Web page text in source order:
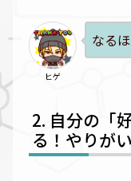
ヒゲ
なる
自分の「
る！やりが